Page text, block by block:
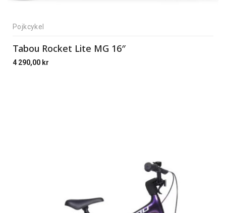
Pojkcykel
Tabou Rocket Lite MG 16″
4 290,00 kr